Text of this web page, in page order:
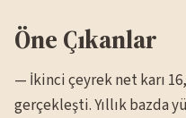
Öne Çıkanlar
— İkinci çeyrek net karı
gerçekleşti. Yıllık bazda